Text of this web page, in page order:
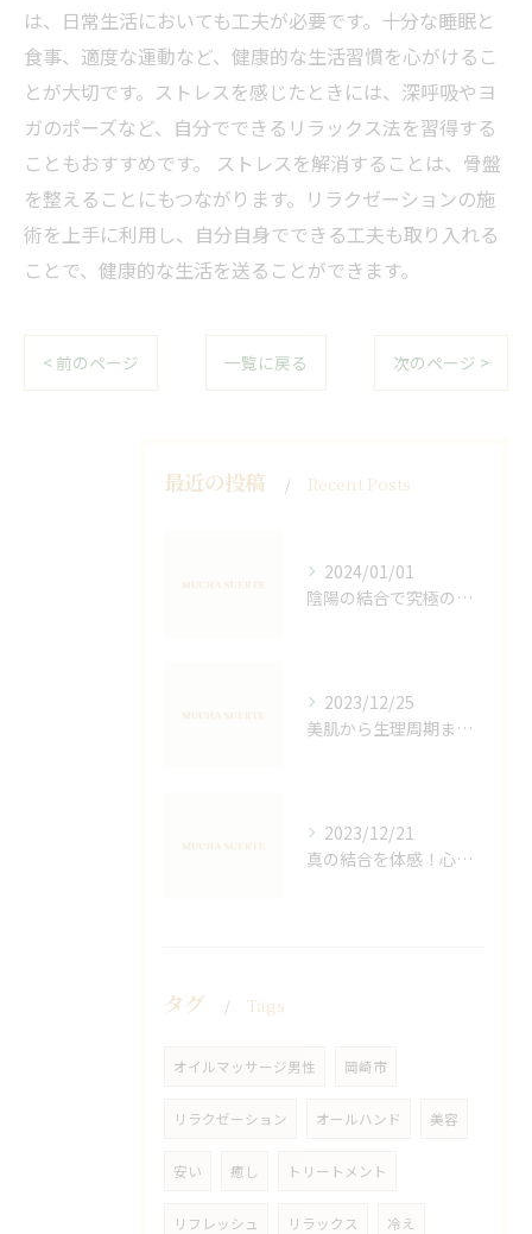
は、日常生活においても工夫が必要です。十分な睡眠と
食事、適度な運動など、健康的な生活習慣を心がけるこ
とが大切です。ストレスを感じたときには、深呼吸やヨ
ガのポーズなど、自分でできるリラックス法を習得する
こともおすすめです。 ストレスを解消することは、骨盤
を整えることにもつながります。リラクゼーションの施
術を上手に利用し、自分自身でできる工夫も取り入れる
ことで、健康的な生活を送ることができます。
< 前のページ 一覧に戻る 次のページ >
最近の投稿 Recent Posts
2024/01/01
陰陽の結合で究極の癒し！オイルマッサージの魅力と効果
2023/12/25
美肌から生理周期まで！女性ホルモン促進でホルモン活性化＆分泌促進
2023/12/21
真の結合を体感！心身ともにリラックスする空間
タグ Tags
オイルマッサージ男性 岡崎市
リラクゼーション オールハンド 美容
安い 癒し トリートメント
リフレッシュ リラックス 冷え